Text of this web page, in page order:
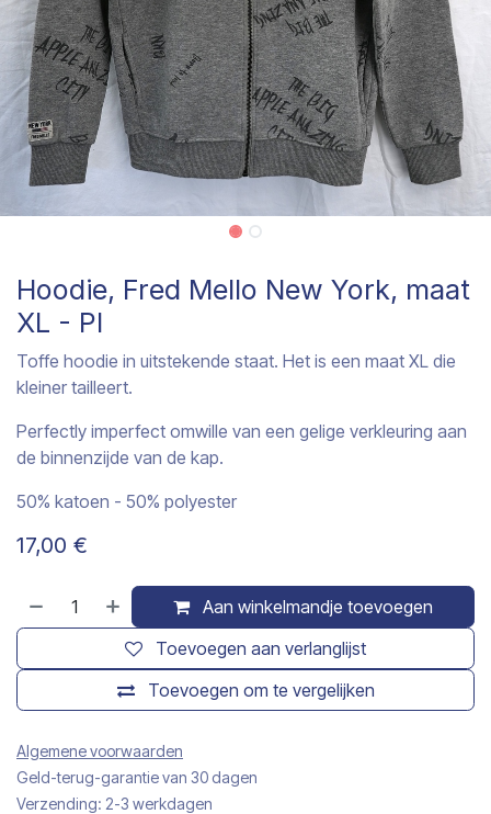
Hoodie, Fred Mello New York, maat
XL - PI
Toffe hoodie in uitstekende staat. Het is een maat XL die
kleiner tailleert.
Perfectly imperfect omwille van een gelige verkleuring aan
de binnenzijde van de kap.
50% katoen - 50% polyester
17,00 €
Aan winkelmandje toevoegen
Toevoegen om te vergelijken
Toevoegen aan verlanglijst
Algemene voorwaarden
Geld-terug-garantie van 30 dagen
Verzending: 2-3 werkdagen